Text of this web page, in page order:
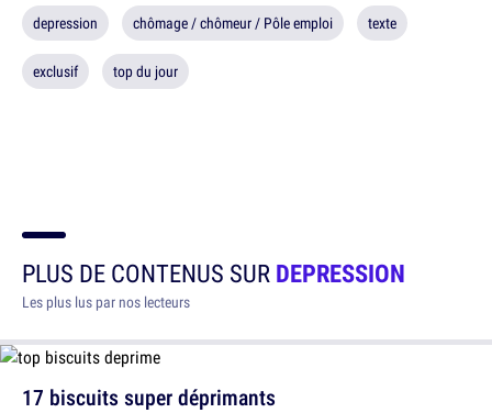
depression chômage / chômeur / Pôle emploi texte
exclusif top du jour
PLUS DE CONTENUS SURDEPRESSION
Les plus lus par nos lecteurs
17 biscuits super déprimants